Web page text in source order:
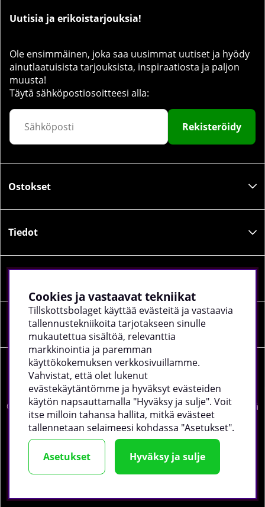
Uutisia ja erikoistarjouksia!
Ole ensimmäinen, joka saa uusimmat uutiset ja hyödy
ainutlaatuisista tarjouksista, inspiraatiosta ja paljon
muusta!
Täytä sähköpostiosoitteesi alla:
Rekisteröidy
Ostokset
Tiedot
Yrityksen tiedot
© 2026 tillskottsbolaget.fi. Käytämme evästeitä -lue lisää
täältä.
Cookies ja vastaavat tekniikat
Tillskottsbolaget käyttää evästeitä ja vastaavia
tallennustekniikoita tarjotakseen sinulle
mukautettua sisältöä, relevanttia
markkinointia ja paremman
käyttökokemuksen verkkosivuillamme.
Vahvistat, että olet lukenut
evästekäytäntömme ja hyväksyt evästeiden
käytön napsauttamalla "Hyväksy ja sulje". Voit
itse milloin tahansa hallita, mitkä evästeet
tallennetaan selaimeesi kohdassa "Asetukset".
Asetukset Hyväksy ja sulje